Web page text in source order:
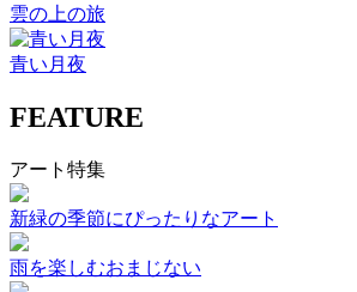
雲の上の旅
青い月夜
FEATURE
アート特集
新緑の季節にぴったりなアート
雨を楽しむおまじない